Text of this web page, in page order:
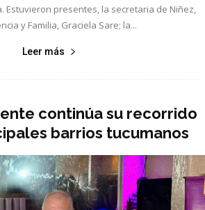
Estuvieron presentes, la secretaria de Niñez,
y Familia, Graciela Sare; la...
Leer más
continúa su recorrido
barrios tucumanos